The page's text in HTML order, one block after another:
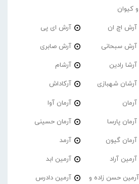
و کیوان
آرش اچ ان آرش ای پی
آرش سبحانی آرش صابری
آرشا رادین آرشام
آرشان شهبازی آرکاداش
آرمان آرمان آوا
آرمان پارسا آرمان حسینی
آرمان گیون آرمد
آرمین آراد آرمین ابد
آرمین حسن زاده و
آرمین دادرس